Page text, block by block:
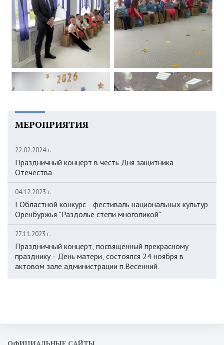
МЕРОПРИЯТИЯ
22.02.2024 г.
Праздничный концерт в честь Дня защитника
Отечества
04.12.2023 г.
I Областной конкурс - фестиваль национальных культур
Оренбуржья "Раздолье степи многоликой"
27.11.2023 г.
Праздничный концерт, посвящённый прекрасному
празднику - День матери, состоялся 24 ноября в
актовом зале администрации п.Весенний.